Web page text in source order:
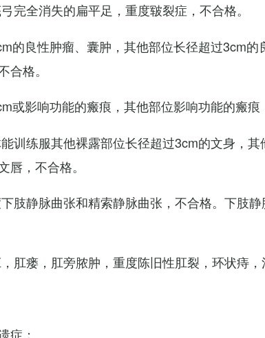
完全消失的扁平足，重度皲裂症，不合格。
的良性肿瘤、囊肿，其他部位长径超过3cm的
格。
或影响功能的瘢痕，其他部位影响功能的瘢痕
训练服其他裸露部位长径超过3cm的文身，
，不合格。
肢静脉曲张和精索静脉曲张，不合格。下肢
肛瘘，肛旁脓肿，重度陈旧性肛裂，环状痔，
症；